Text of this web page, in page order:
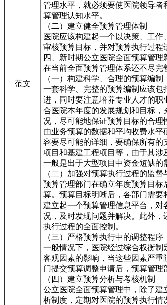
范文
管理水平，就必须要使医院领导
算管理认知水平。
（二）建立健全预算管理体制
医院应该构建起一个以决策、工
审核预算目标，并对预算执行过程
四、新时期公立医院全面预算管理
在当前全面预算管理体系还不尽完
（一）构建科学、合理的预算编制
一套科学、完整的预算编制应该包
进，同时要注意培养专业人才的
合医院本年度的发展规划和目标
况，尽可能地保证预算目标的合
由业务预算的数据和平均收费水
容要尽可能的详细，要确保所有
项目和基建工程项目等，由于其
一般是出于大型项目中资金短缺的
（二）加强对预算执行过程的监督
预算管理部门在确立年度预算目
算。预算目标明晰后，各部门需
建立起一个预算管理信息平台，
况，及时发现问题并解决。此外
执行过程的全面控制。
（三）严格预算执行中的调整程序
一般情况下，医院经过综合权衡
客观因素的影响，当这些因素严
门提交预算调整申请后，预算管
（四）建立预算分析与考核机制
公立医院全面预算管理中，除了
析制度，定期对医院的预算执行